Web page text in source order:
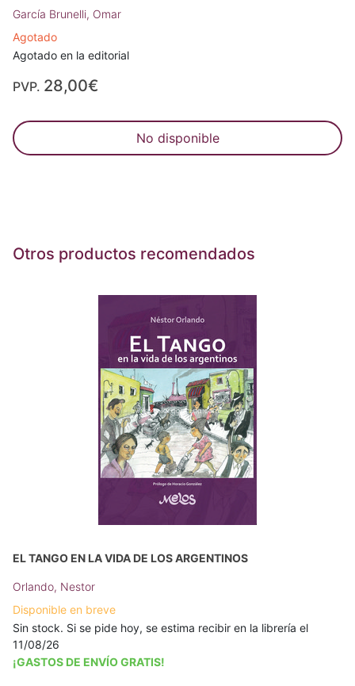
García Brunelli, Omar
Agotado
Agotado en la editorial
PVP. 28,00€
No disponible
Otros productos recomendados
EL TANGO EN LA VIDA DE LOS ARGENTINOS
Orlando, Nestor
Disponible en breve
Sin stock. Si se pide hoy, se estima recibir en la librería el
11/08/26
¡GASTOS DE ENVÍO GRATIS!